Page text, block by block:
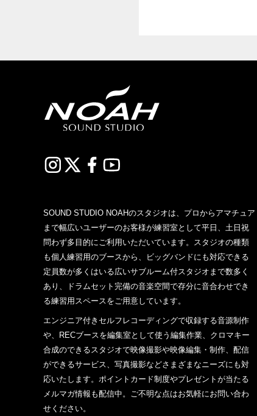
SOUND STUDIO NOAHのスタジオは、プロからアマチュア
まで幅広いユーザーのお客様が練習室として平日、土日祝
問わず多目的にご利用いただいています。スタジオの種類
も個人練習用のブースから、ビッグバンドにも対応できる
定員数が多くはいる広いサブルーム付スタジオまで数多く
あり、ドラムセット完備の音楽空間で存分に音合わせでき
る練習用スペースをご用意しています。
エンジニア付きセルフレコーディングで収録する音源制作
や、RECブースを編集室として使う編集作業、クロマキー
合成のできるスタジオで映像撮影や映像編集・制作、配信
ができるサービス、写真撮影などさまざまなニーズにも対
応いたします。ポイントカード制度やプレゼントが当たる
メルマガ情報も配信中。ご不明な点はお気軽にお問い合わ
せください。